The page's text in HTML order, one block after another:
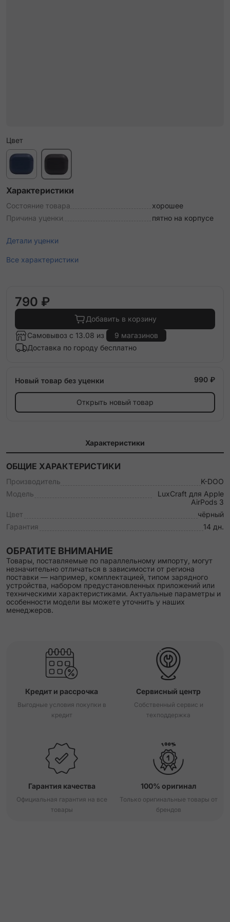
Цвет
Характеристики
Состояние товара
хорошее
Причина уценки
пятно на корпусе
Детали уценки
Все характеристики
790 ₽
Добавить в корзину
Самовывоз с 13.08 из
9 магазинов
Доставка по городу бесплатно
Новый товар без уценки 990 ₽
Открыть новый товар
Характеристики
ОБЩИЕ ХАРАКТЕРИСТИКИ
Производитель
K-DOO
Модель
LuxCraft для Apple
AirPods 3
Цвет
чёрный
Гарантия
14 дн.
ОБРАТИТЕ ВНИМАНИЕ
Товары, поставляемые по параллельному импорту, могут
незначительно отличаться в зависимости от региона
поставки — например, комплектацией, типом зарядного
устройства, набором предустановленных приложений или
техническими характеристиками. Актуальные параметры и
особенности модели вы можете уточнить у наших
менеджеров.
Кредит и рассрочка
Выгодные условия покупки в
кредит
Сервисный центр
Собственный сервис и
техподдержка
Гарантия качества
Официальная гарантия на все
товары
100% оригинал
Только оригинальные товары от
брендов